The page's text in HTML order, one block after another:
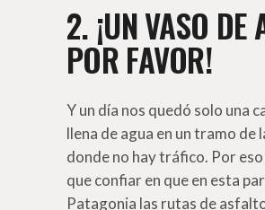
2. ¡UN VASO DE
POR FAVOR!
Y un día nos quedó solo una
llena de agua en un tramo de
donde no hay tráfico. Por
que confiar en que en esta
Patagonia las rutas de